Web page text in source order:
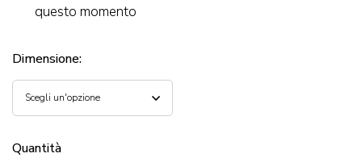
questo momento
Dimensione:
Quantità